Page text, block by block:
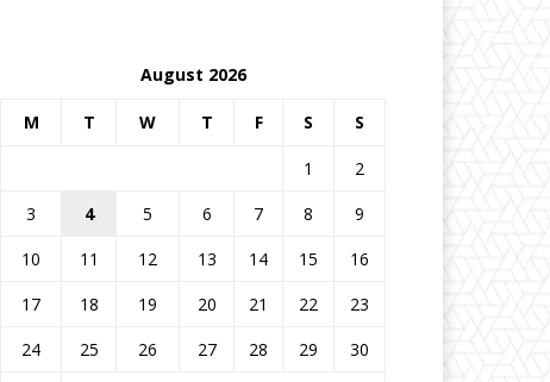
August 2026
M T W T F S S
1
2
3
4 5 6 7 8
9
10
11 12 13 14 15
16
17
18 19 20 21 22
23
24
25 26 27 28 29
30